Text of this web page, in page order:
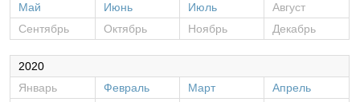
Май
Июнь Июль
Август
Сентябрь
Октябрь Ноябрь Декабрь
2020
Январь
Февраль Март
Апрель